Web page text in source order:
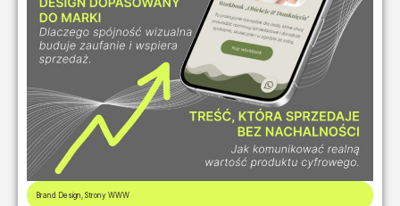
Brand Design, Strony WWW